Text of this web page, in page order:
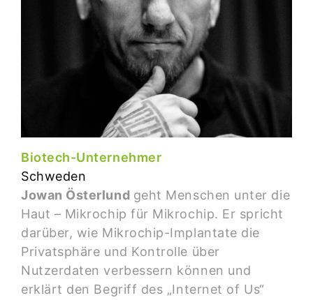
Biotech-Unternehmer
Schweden
Jowan Österlund geht Menschen unter die
Haut – Mikrochip für Mikrochip. Er spricht
darüber, wie Mikrochip-Implantate die
Privatsphäre und Kontrolle über
Nutzerdaten verbessern können und
erklärt den Begriff des „Internet of Us“